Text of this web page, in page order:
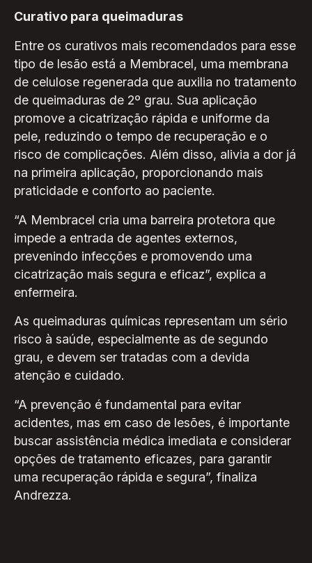
Curativo para queimaduras
Entre os curativos mais recomendados para esse
tipo de lesão está a Membracel, uma membrana
de celulose regenerada que auxilia no tratamento
de queimaduras de 2º grau. Sua aplicação
promove a cicatrização rápida e uniforme da
pele, reduzindo o tempo de recuperação e o
risco de complicações. Além disso, alivia a dor já
na primeira aplicação, proporcionando mais
praticidade e conforto ao paciente.
“A Membracel cria uma barreira protetora que
impede a entrada de agentes externos,
prevenindo infecções e promovendo uma
cicatrização mais segura e eficaz”, explica a
enfermeira.
As queimaduras químicas representam um sério
risco à saúde, especialmente as de segundo
grau, e devem ser tratadas com a devida
atenção e cuidado.
“A prevenção é fundamental para evitar
acidentes, mas em caso de lesões, é importante
buscar assistência médica imediata e considerar
opções de tratamento eficazes, para garantir
uma recuperação rápida e segura”, finaliza
Andrezza.